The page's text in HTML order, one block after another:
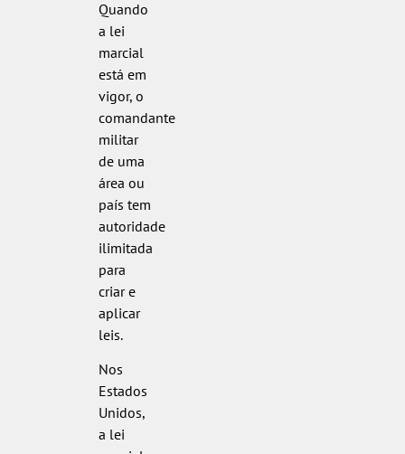
Quando
a lei
marcial
está em
vigor, o
comandante
militar
de uma
área ou
país tem
autoridade
ilimitada
para
criar e
aplicar
leis.
Nos
Estados
Unidos,
a lei